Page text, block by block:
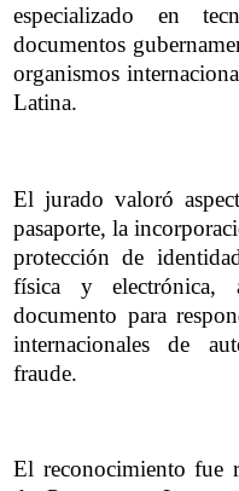
especializado en
documentos
organismos
Latina.
El jurado valoró
pasaporte, la
protección de
física y electrónica,
documento para
internacionales de
fraude.
El reconocimiento fue